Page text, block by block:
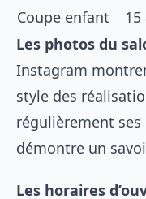
Coupe enfant 15
Les photos du
Instagram
style des
régulièrement
démontre un
Les horaires